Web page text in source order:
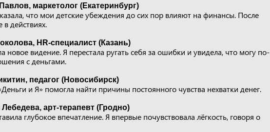
маркетолог (Екатеринбург)
что мои детские убеждения до сих пор влияют на финансы. После
в действиях.
HR-специалист (Казань)
новое видение. Я перестала ругать себя за ошибки и увидела, что могу по-
с деньгами.
педагог (Новосибирск)
и Я» помогла найти причины постоянного чувства нехватки денег.
арт-терапевт (Гродно)
глубокое впечатление. Я впервые почувствовала лёгкость, говоря о